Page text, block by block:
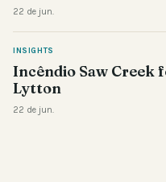
22 de jun.
INSIGHTS
Incêndio Saw Creek
Lytton
22 de jun.